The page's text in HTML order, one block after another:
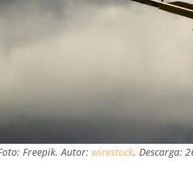
Freepik. Autor: wirestock. Descarga: